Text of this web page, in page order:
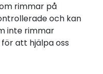
rimmar på
och kan
inte rimmar
att hjälpa oss